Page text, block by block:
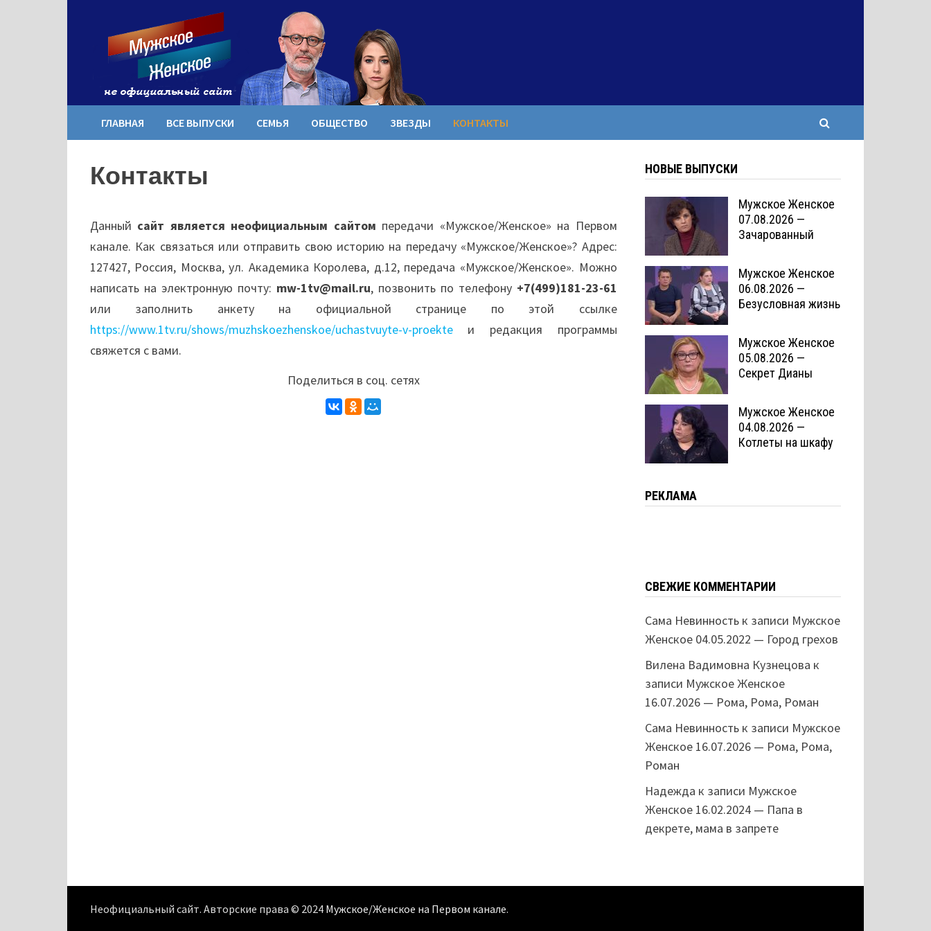
содержимому
ГЛАВНАЯ ВСЕ ВЫПУСКИ СЕМЬЯ ОБЩЕСТВО ЗВЕЗДЫ КОНТАКТЫ
Контакты
Данный сайт является неофициальным сайтом передачи «Мужское/Женское» на Первом
канале. Как связаться или отправить свою историю на передачу «Мужское/Женское»? Адрес:
127427, Россия, Москва, ул. Академика Королева, д.12, передача «Мужское/Женское». Можно
написать на электронную почту: mw-1tv@mail.ru, позвонить по телефону +7(499)181-23-61
или заполнить анкету на официальной странице по этой ссылке
https://www.1tv.ru/shows/muzhskoezhenskoe/uchastvuyte-v-proekteи редакция программы
свяжется с вами.
Поделиться в соц. сетях
НОВЫЕ ВЫПУСКИ
Мужское Женское
07.08.2026 —
Зачарованный
Мужское Женское
06.08.2026 —
Безусловная жизнь
Мужское Женское
05.08.2026 —
Секрет Дианы
Мужское Женское
04.08.2026 —
Котлеты на шкафу
РЕКЛАМА
СВЕЖИЕ КОММЕНТАРИИ
Сама Невинностьк записи Мужское
Женское 04.05.2022 — Город грехов
Вилена Вадимовна Кузнецова к
записи Мужское Женское
16.07.2026 — Рома, Рома, Роман
Сама Невинностьк записи Мужское
Женское 16.07.2026 — Рома, Рома,
Роман
Надежда к записи Мужское
Женское 16.02.2024 — Папа в
декрете, мама в запрете
Неофициальный сайт. Авторские права © 2024 Мужское/Женское на Первом канале.